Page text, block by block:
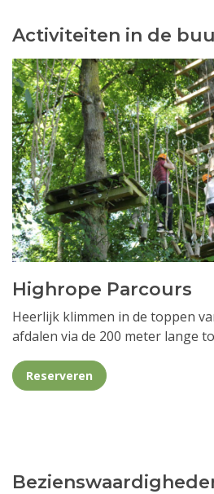
Activiteiten in de
Highrope Parcours
Heerlijk klimmen in de toppen
afdalen via de 200 meter lange
Reserveren